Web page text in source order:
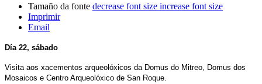
Tamaño da fonte decrease font size increase font size
Imprimir
Email
Día 22, sábado
Visita aos xacementos arqueolóxicos da Domus do Mitreo, Domus dos
Mosaicos e Centro Arqueolóxico de San Roque.